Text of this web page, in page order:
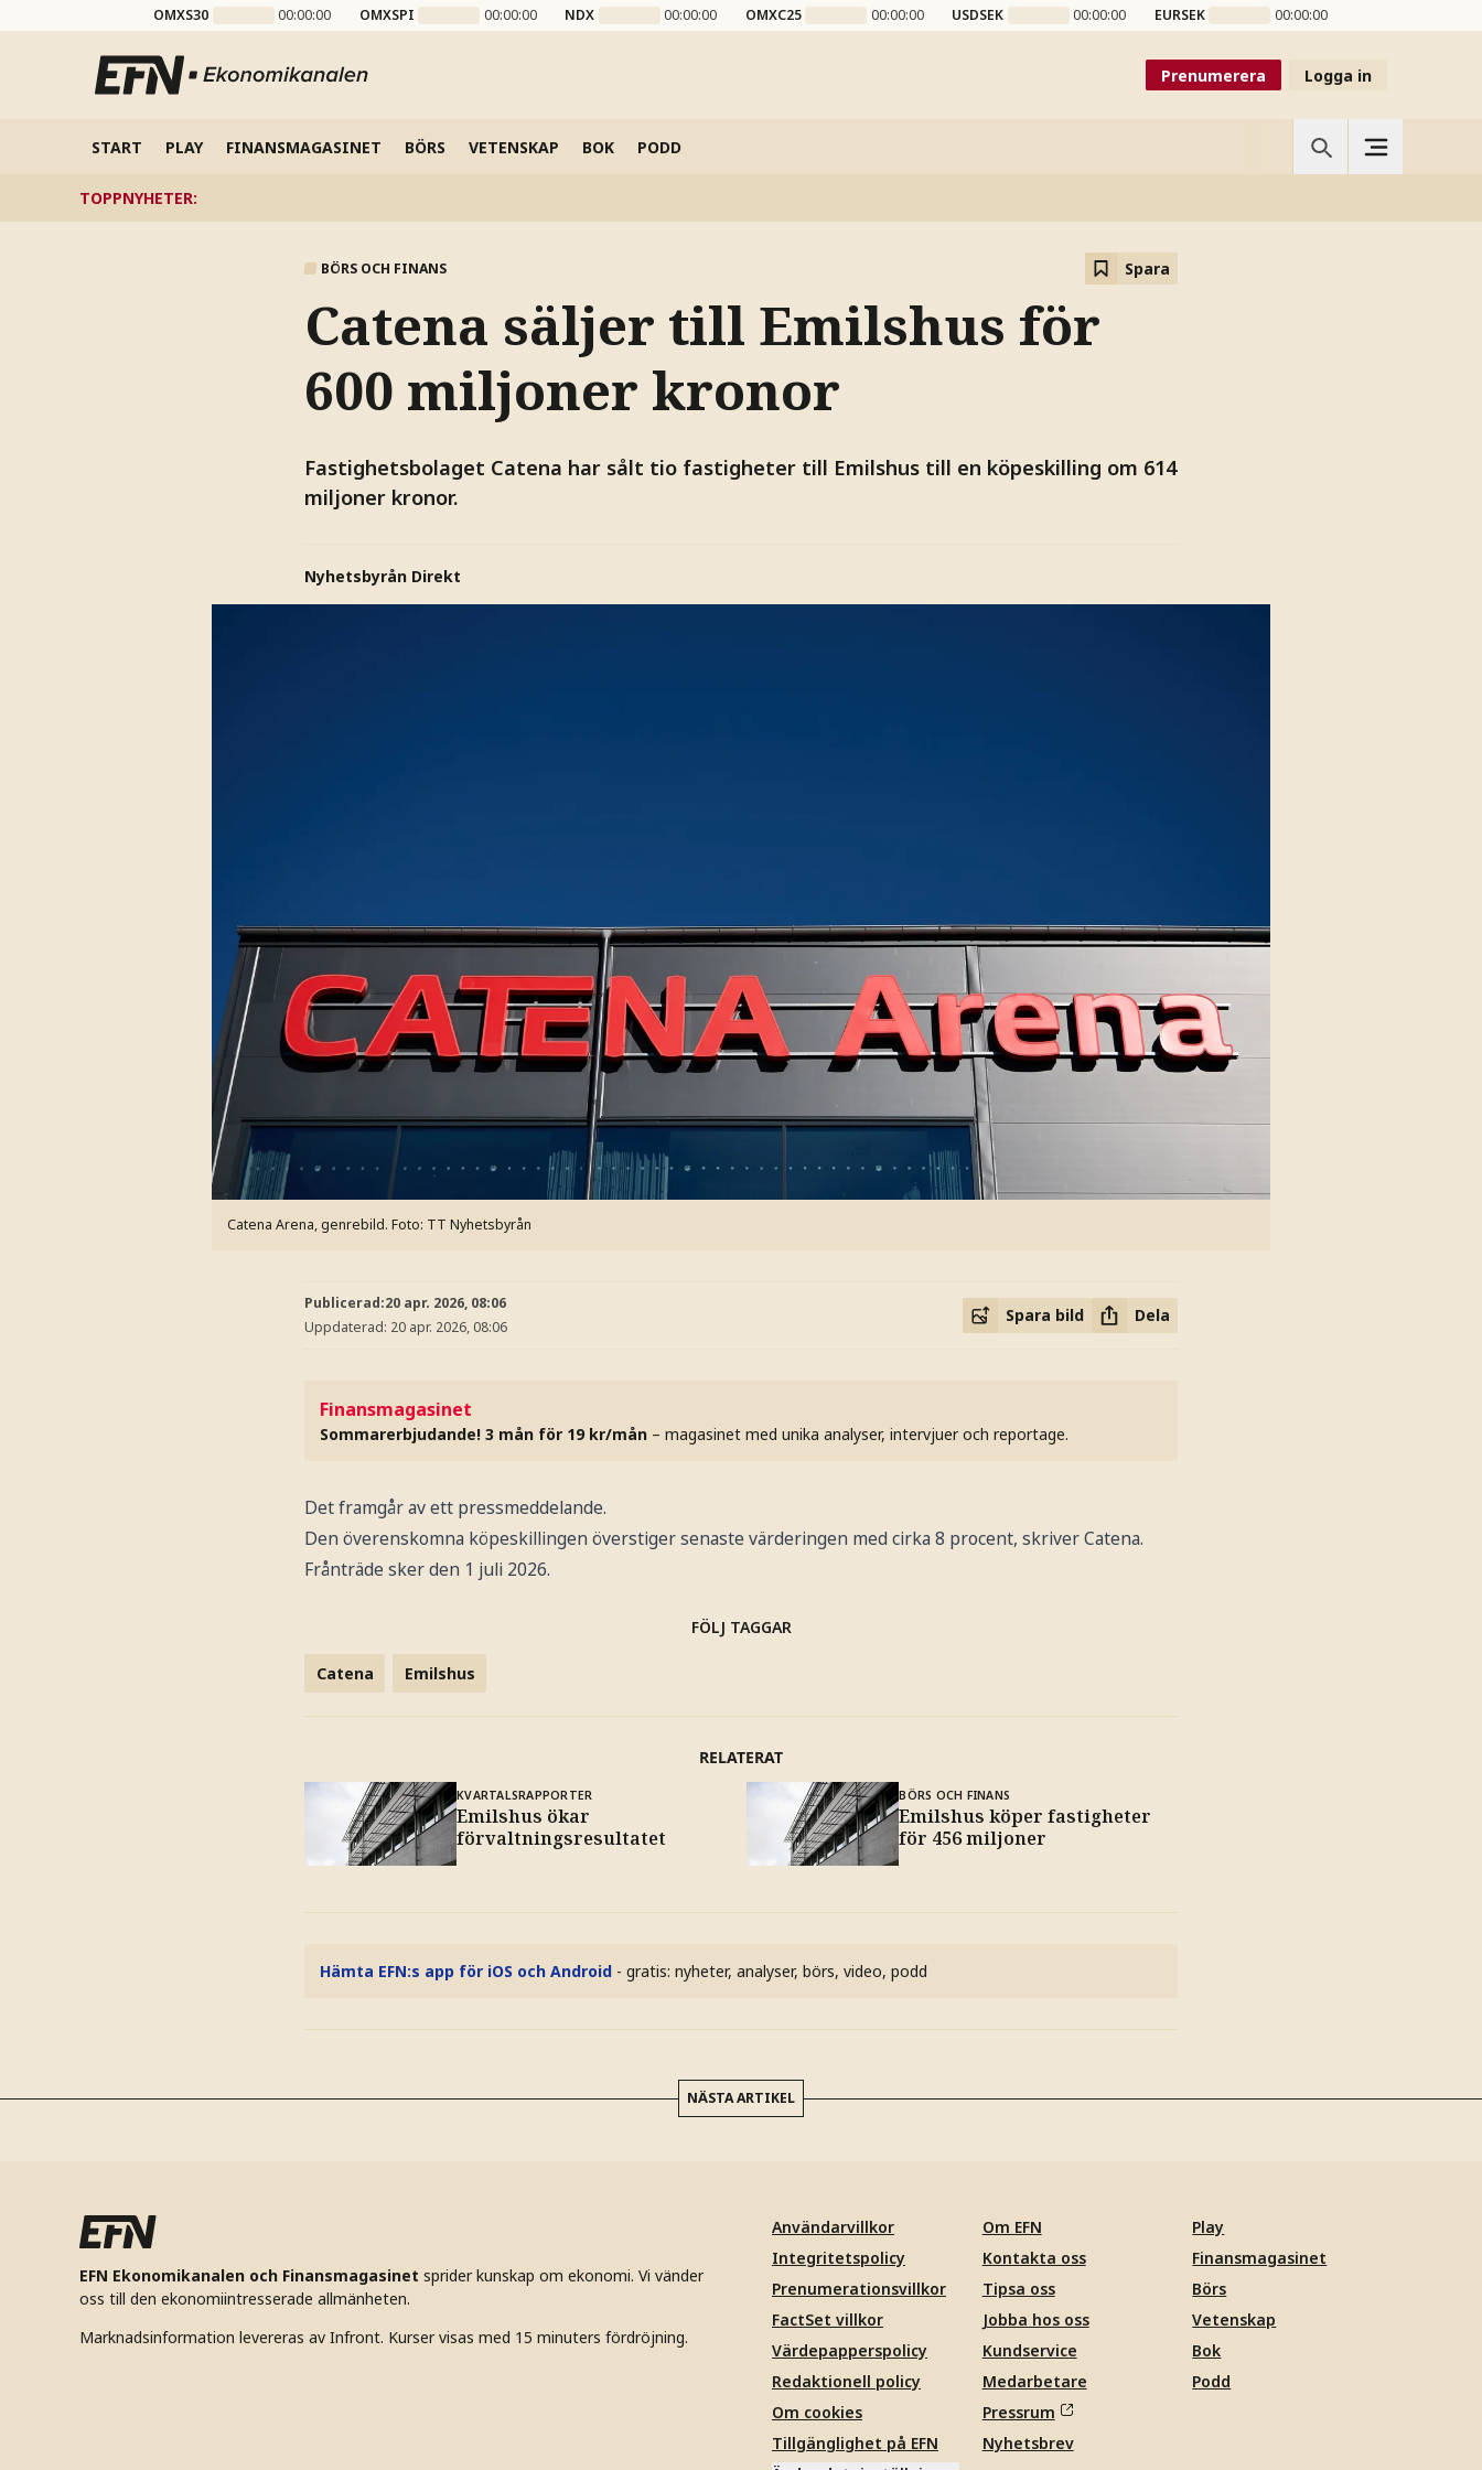
OMXS30 00:00:00 OMXSPI 00:00:00 NDX 00:00:00 OMXC25 00:00:00 USDSEK 00:00:00 EURSEK 00:00:00
Prenumerera Logga in
START PLAY FINANSMAGASINET BÖRS VETENSKAP BOK PODD
TOPPNYHETER:
BÖRS OCH FINANS Spara
Catena säljer till Emilshus för
600 miljoner kronor
Fastighetsbolaget Catena har sålt tio fastigheter till Emilshus till en köpeskilling om 614
miljoner kronor.
Nyhetsbyrån Direkt
Catena Arena, genrebild. Foto: TT Nyhetsbyrån
Publicerad:20 apr. 2026, 08:06
Uppdaterad: 20 apr. 2026, 08:06
Spara bild Dela
Finansmagasinet
Sommarerbjudande! 3 mån för 19 kr/mån – magasinet med unika analyser, intervjuer och reportage.
Det framgår av ett pressmeddelande.
Den överenskomna köpeskillingen överstiger senaste värderingen med cirka 8 procent, skriver Catena.
Frånträde sker den 1 juli 2026.
FÖLJ TAGGAR
Catena Emilshus
RELATERAT
KVARTALSRAPPORTER
Emilshus ökar
förvaltningsresultatet
BÖRS OCH FINANS
Emilshus köper fastigheter
för 456 miljoner
Hämta EFN:s app för iOS och Android - gratis: nyheter, analyser, börs, video, podd
NÄSTA ARTIKEL
EFN Ekonomikanalen och Finansmagasinet sprider kunskap om ekonomi. Vi vänder
oss till den ekonomiintresserade allmänheten.
Marknadsinformation levereras av Infront. Kurser visas med 15 minuters fördröjning.
Användarvillkor
Integritetspolicy
Prenumerationsvillkor
FactSet villkor
Värdepapperspolicy
Redaktionell policy
Om cookies
Tillgänglighet på EFN
Om EFN
Kontakta oss
Tipsa oss
Jobba hos oss
Kundservice
Medarbetare
Pressrum
Nyhetsbrev
Play
Finansmagasinet
Börs
Vetenskap
Bok
Podd